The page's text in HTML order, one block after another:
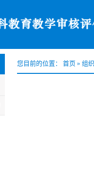
您目前的位置： 首页 » 组